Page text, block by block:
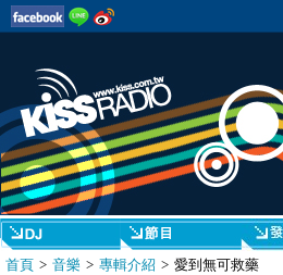
首頁 > 音樂 > 專輯介紹 > 愛到無可救藥